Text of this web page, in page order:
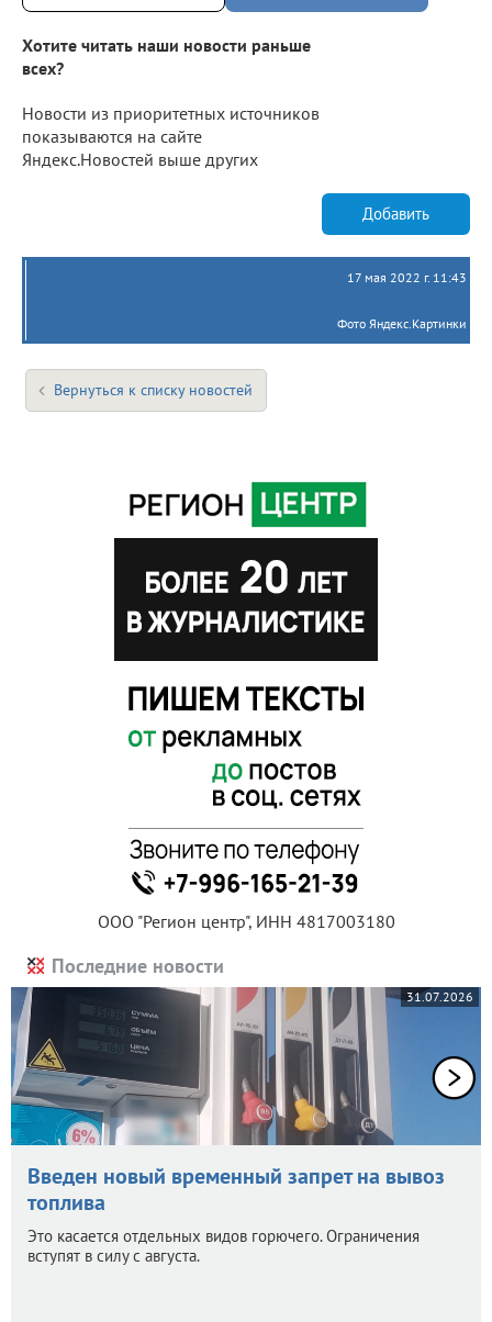
Хотите читать наши новости раньше
всех?
Новости из приоритетных источников
показываются на сайте
Яндекс.Новостей выше других
Добавить
17 мая 2022 г. 11:43
Фото Яндекс.Картинки
Вернуться к списку новостей
ООО "Регион центр", ИНН 4817003180
Последние новости
31.07.2026
Введен новый временный запрет на вывоз
топлива
Это касается отдельных видов горючего. Ограничения
вступят в силу с августа.